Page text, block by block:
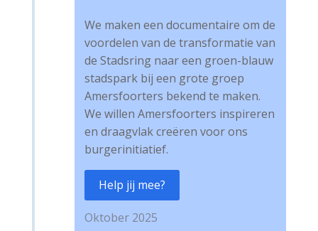
We maken een documentaire om de
voordelen van de transformatie van
de Stadsring naar een groen-blauw
stadspark bij een grote groep
Amersfoorters bekend te maken.
We willen Amersfoorters inspireren
en draagvlak creëren voor ons
burgerinitiatief.
Help jij mee?
Oktober 2025